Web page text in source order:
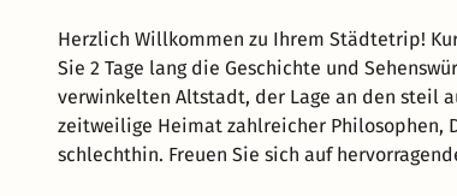
Herzlich Willkommen zu Ihrem Städtetrip!
Sie 2 Tage lang die Geschichte und
verwinkelten Altstadt, der Lage an den steil
zeitweilige Heimat zahlreicher Philosophen,
schlechthin. Freuen Sie sich auf
unvergesslichen Urlaub. kurz-mal-weg.de